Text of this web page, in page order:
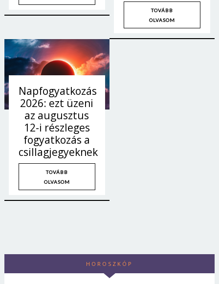
TOVÁBB
OLVASOM
Napfogyatkozás
2026: ezt üzeni
az augusztus
12-i részleges
fogyatkozás a
csillagjegyeknek
TOVÁBB
OLVASOM
HOROSZKÓP